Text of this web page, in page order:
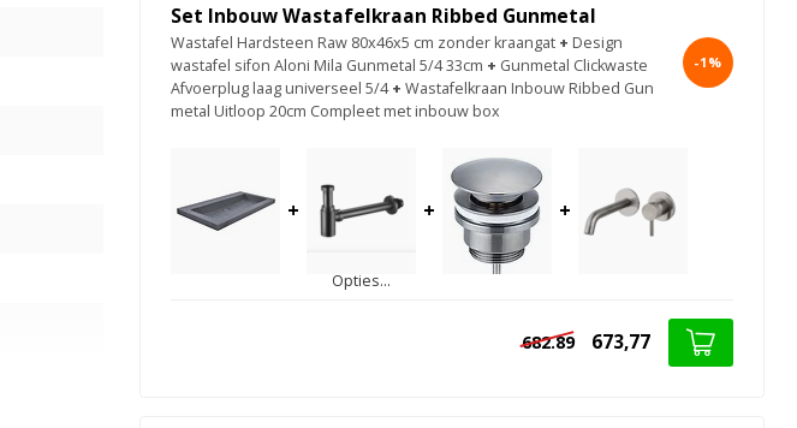
Set Inbouw Wastafelkraan Ribbed Gunmetal
Wastafel Hardsteen Raw 80x46x5 cm zonder kraangat + Design
wastafel sifon Aloni Mila Gunmetal 5/4 33cm + Gunmetal Clickwaste
Afvoerplug laag universeel 5/4 + Wastafelkraan Inbouw Ribbed Gun
metal Uitloop 20cm Compleet met inbouw box
-1%
+
Opties...
+ +
682.89 673,77